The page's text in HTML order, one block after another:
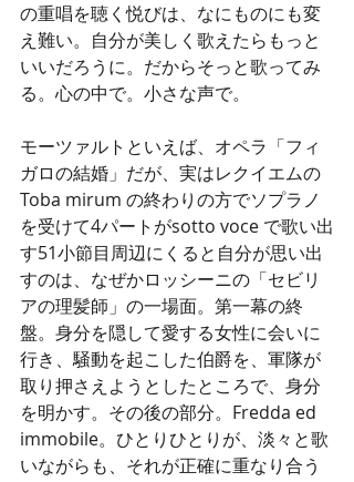
の重唱を聴く悦びは、なにものにも変
え難い。自分が美しく歌えたらもっと
いいだろうに。だからそっと歌ってみ
る。心の中で。小さな声で。
モーツァルトといえば、オペラ「フィ
ガロの結婚」だが、実はレクイエムの
Toba mirum の終わりの方でソプラノ
を受けて4パートがsotto voce で歌い出
す51小節目周辺にくると自分が思い出
すのは、なぜかロッシーニの「セビリ
アの理髪師」の一場面。第一幕の終
盤。身分を隠して愛する女性に会いに
行き、騒動を起こした伯爵を、軍隊が
取り押さえようとしたところで、身分
を明かす。その後の部分。Fredda ed
immobile。ひとりひとりが、淡々と歌
いながらも、それが正確に重なり合う